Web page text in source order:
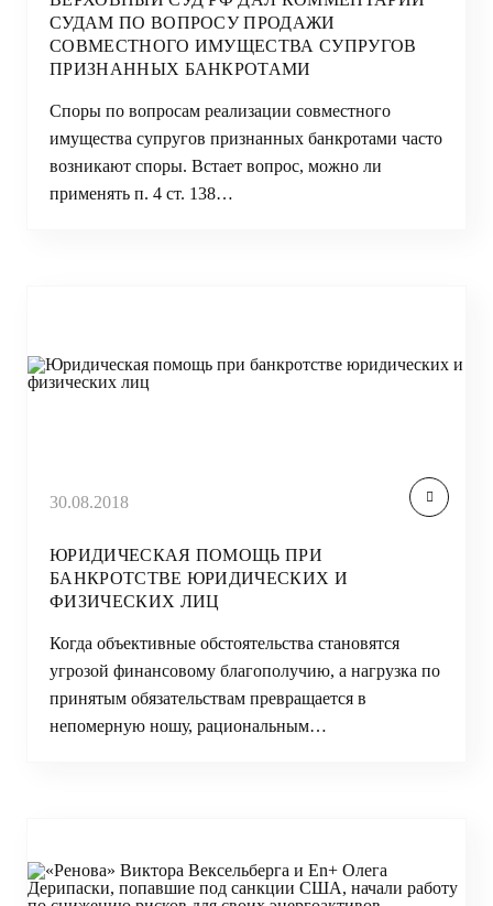
СУДАМ ПО ВОПРОСУ ПРОДАЖИ
СОВМЕСТНОГО ИМУЩЕСТВА СУПРУГОВ
ПРИЗНАННЫХ БАНКРОТАМИ
Споры по вопросам реализации совместного
имущества супругов признанных банкротами часто
возникают споры. Встает вопрос, можно ли
применять п. 4 ст. 138…
30.08.2018
ЮРИДИЧЕСКАЯ ПОМОЩЬ ПРИ
БАНКРОТСТВЕ ЮРИДИЧЕСКИХ И
ФИЗИЧЕСКИХ ЛИЦ
Когда объективные обстоятельства становятся
угрозой финансовому благополучию, а нагрузка по
принятым обязательствам превращается в
непомерную ношу, рациональным…